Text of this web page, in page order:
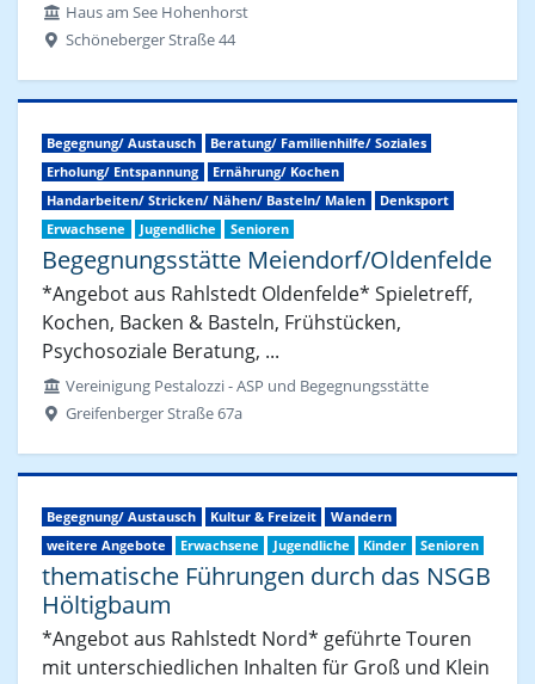
Haus am See Hohenhorst
Schöneberger Straße 44
Begegnung/ Austausch
Beratung/ Familienhilfe/ Soziales
Erholung/ Entspannung
Ernährung/ Kochen
Handarbeiten/ Stricken/ Nähen/ Basteln/ Malen
Denksport
Erwachsene
Jugendliche Senioren
Begegnungsstätte Meiendorf/Oldenfelde
*Angebot aus Rahlstedt Oldenfelde* Spieletreff,
Kochen, Backen & Basteln, Frühstücken,
Psychosoziale Beratung, ...
Vereinigung Pestalozzi - ASP und Begegnungsstätte
Greifenberger Straße 67a
Begegnung/ Austausch Kultur & Freizeit
Wandern
weitere Angebote
Erwachsene Jugendliche Kinder Senioren
thematische Führungen durch das NSGB
Höltigbaum
*Angebot aus Rahlstedt Nord* geführte Touren
mit unterschiedlichen Inhalten für Groß und Klein